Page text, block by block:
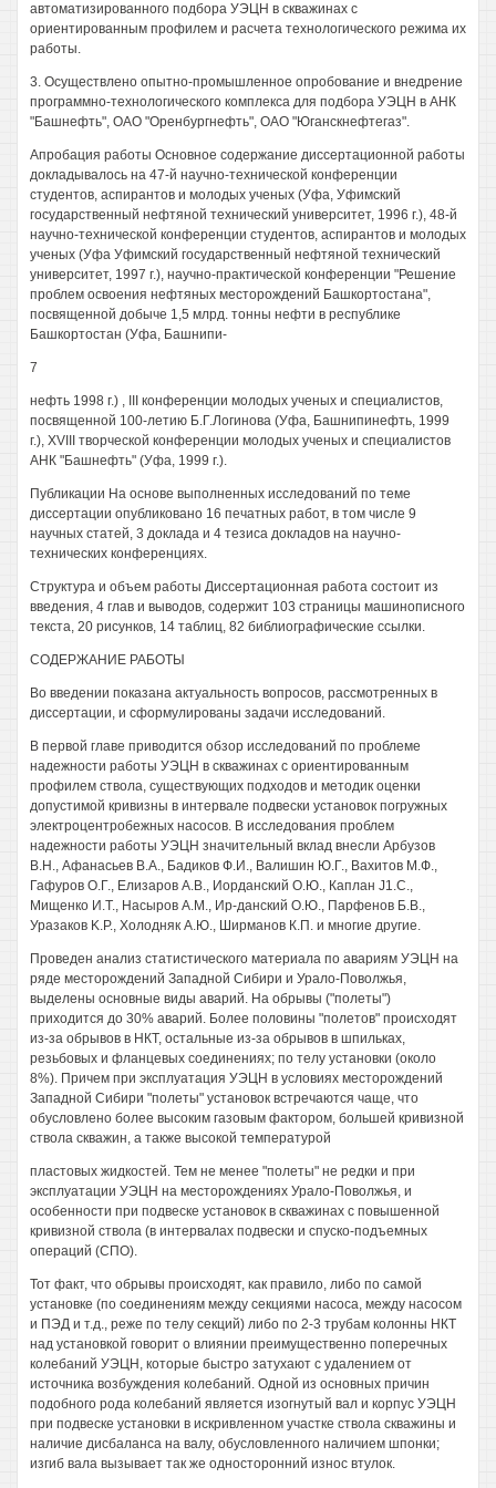
автоматизированного подбора УЭЦН в скважинах с
ориентированным профилем и расчета технологического режима их
работы.
3. Осуществлено опытно-промышленное опробование и внедрение
программно-технологического комплекса для подбора УЭЦН в АНК
"Башнефть", ОАО "Оренбургнефть", ОАО "Юганскнефтегаз".
Апробация работы Основное содержание диссертационной работы
докладывалось на 47-й научно-технической конференции
студентов, аспирантов и молодых ученых (Уфа, Уфимский
государственный нефтяной технический университет, 1996 г.), 48-й
научно-технической конференции студентов, аспирантов и молодых
ученых (Уфа Уфимский государственный нефтяной технический
университет, 1997 г.), научно-практической конференции "Решение
проблем освоения нефтяных месторождений Башкортостана",
посвященной добыче 1,5 млрд. тонны нефти в республике
Башкортостан (Уфа, Башнипи-
7
нефть 1998 г.) , III конференции молодых ученых и специалистов,
посвященной 100-летию Б.Г.Логинова (Уфа, Башнипинефть, 1999
г.), XVIII творческой конференции молодых ученых и специалистов
АНК "Башнефть" (Уфа, 1999 г.).
Публикации На основе выполненных исследований по теме
диссертации опубликовано 16 печатных работ, в том числе 9
научных статей, 3 доклада и 4 тезиса докладов на научно-
технических конференциях.
Структура и объем работы Диссертационная работа состоит из
введения, 4 глав и выводов, содержит 103 страницы машинописного
текста, 20 рисунков, 14 таблиц, 82 библиографические ссылки.
СОДЕРЖАНИЕ РАБОТЫ
Во введении показана актуальность вопросов, рассмотренных в
диссертации, и сформулированы задачи исследований.
В первой главе приводится обзор исследований по проблеме
надежности работы УЭЦН в скважинах с ориентированным
профилем ствола, существующих подходов и методик оценки
допустимой кривизны в интервале подвески установок погружных
электроцентробежных насосов. В исследования проблем
надежности работы УЭЦН значительный вклад внесли Арбузов
В.Н., Афанасьев В.А., Бадиков Ф.И., Валишин Ю.Г., Вахитов М.Ф.,
Гафуров О.Г., Елизаров A.B., Иорданский О.Ю., Каплан J1.C.,
Мищенко И.Т., Насыров A.M., Ир-данский О.Ю., Парфенов Б.В.,
Уразаков K.P., Холодняк А.Ю., Ширманов К.П. и многие другие.
Проведен анализ статистического материала по авариям УЭЦН на
ряде месторождений Западной Сибири и Урало-Поволжья,
выделены основные виды аварий. На обрывы ("полеты")
приходится до 30% аварий. Более половины "полетов" происходят
из-за обрывов в НКТ, остальные из-за обрывов в шпильках,
резьбовых и фланцевых соединениях; по телу установки (около
8%). Причем при эксплуатация УЭЦН в условиях месторождений
Западной Сибири "полеты" установок встречаются чаще, что
обусловлено более высоким газовым фактором, большей кривизной
ствола скважин, а также высокой температурой
пластовых жидкостей. Тем не менее "полеты" не редки и при
эксплуатации УЭЦН на месторождениях Урало-Поволжья, и
особенности при подвеске установок в скважинах с повышенной
кривизной ствола (в интервалах подвески и спуско-подъемных
операций (СПО).
Тот факт, что обрывы происходят, как правило, либо по самой
установке (по соединениям между секциями насоса, между насосом
и ПЭД и т.д., реже по телу секций) либо по 2-3 трубам колонны НКТ
над установкой говорит о влиянии преимущественно поперечных
колебаний УЭЦН, которые быстро затухают с удалением от
источника возбуждения колебаний. Одной из основных причин
подобного рода колебаний является изогнутый вал и корпус УЭЦН
при подвеске установки в искривленном участке ствола скважины и
наличие дисбаланса на валу, обусловленного наличием шпонки;
изгиб вала вызывает так же односторонний износ втулок.